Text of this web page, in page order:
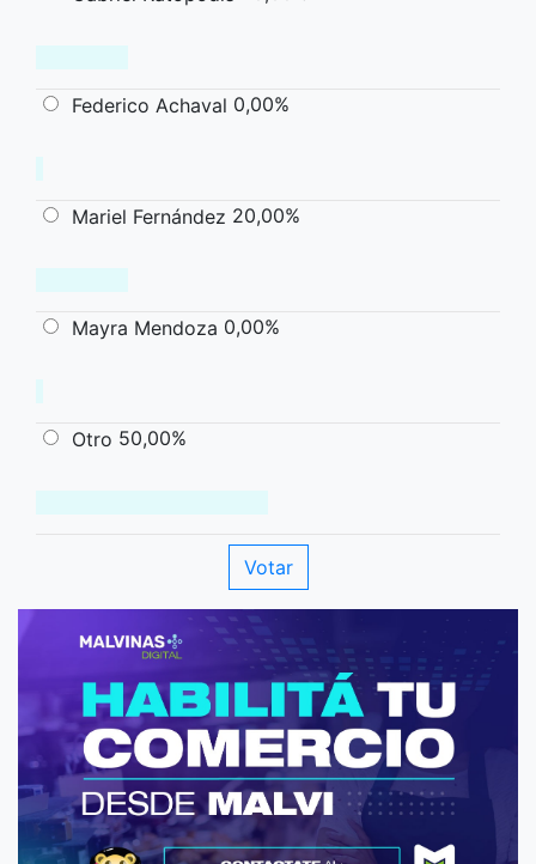
Federico Achaval 0,00%
Mariel Fernández 20,00%
Mayra Mendoza 0,00%
Otro 50,00%